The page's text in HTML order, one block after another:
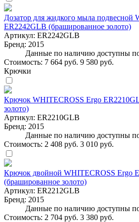
Дозатор для жидкого мыла подвесной
ER2242GLB (брашированное золото)
Артикул: ER2242GLB
Бренд: 2015
Данные по наличию доступны
Стоимость: 7 664 руб. 9 580 руб.
Крючки
Крючок WHITECROSS Ergo
золото)
Артикул: ER2210GLB
Бренд: 2015
Данные по наличию доступны
Стоимость: 2 408 руб. 3 010 руб.
Крючок двойной WHITECROSS Ergo
(брашированное золото)
Артикул: ER2212GLB
Бренд: 2015
Данные по наличию доступны
Стоимость: 2 704 руб. 3 380 руб.